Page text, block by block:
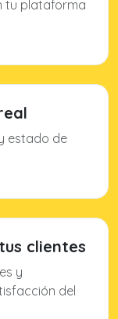
tu plataforma
estado de
clientes
y
del